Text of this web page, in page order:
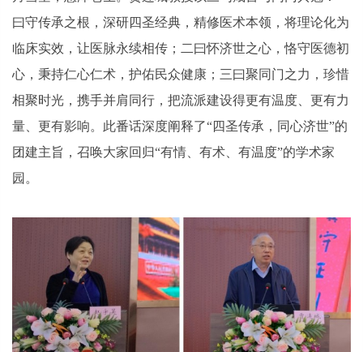
曰守传承之根，深研四圣经典，精修医术本领，将理论化为
临床实效，让医脉永续相传；二曰怀济世之心，恪守医德初
心，秉持仁心仁术，护佑民众健康；三曰聚同门之力，珍惜
相聚时光，携手并肩同行，把流派建设得更有温度、更有力
量、更有影响。此番话深度阐释了“四圣传承，同心济世”的
团建主旨，召唤大家回归“有情、有术、有温度”的学术家
园。